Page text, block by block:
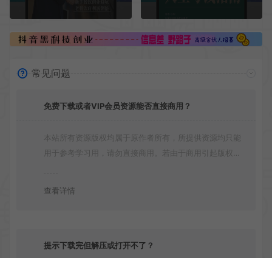
常见问题
免费下载或者VIP会员资源能否直接商用？
本站所有资源版权均属于原作者所有，所提供资源均只能
用于参考学习用，请勿直接商用。若由于商用引起版权纠
查看详情
提示下载完但解压或打开不了？